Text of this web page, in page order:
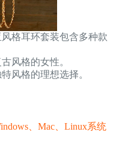
格耳环套装包含多种款
风格的女性。
风格的理想选择。
、Mac、Linux系统